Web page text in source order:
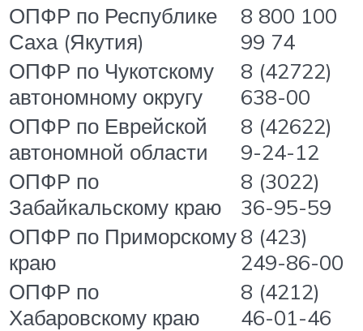
ОПФР по Республике
Саха (Якутия)
8 800 100
99 74
ОПФР по Чукотскому
автономному округу
8 (42722)
638-00
ОПФР по Еврейской
автономной области
8 (42622)
9-24-12
ОПФР по
Забайкальскому краю
8 (3022)
36-95-59
ОПФР по Приморскому
краю
8 (423)
249-86-00
ОПФР по
Хабаровскому краю
8 (4212)
46-01-46